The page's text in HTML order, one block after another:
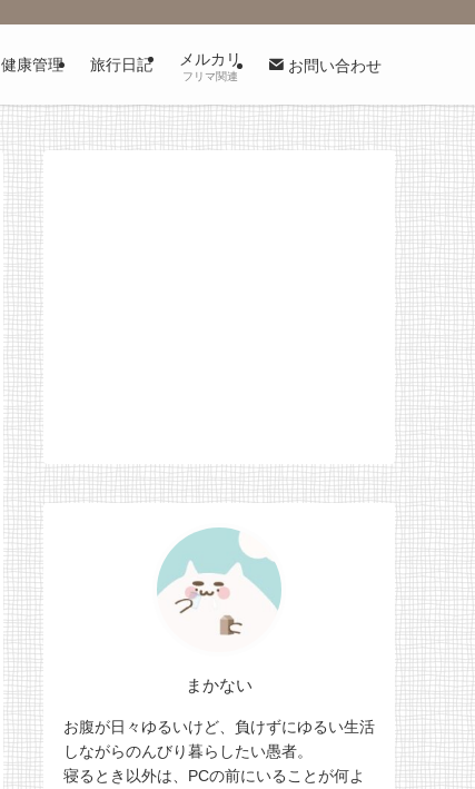
健康管理 旅行日記 メルカリ
フリマ関連
お問い合わせ
まかない
お腹が日々ゆるいけど、負けずにゆるい生活
しながらのんびり暮らしたい愚者。
寝るとき以外は、PCの前にいることが何よ